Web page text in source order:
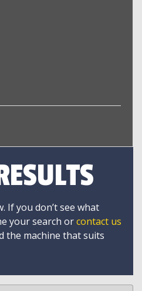
If you don’t see what
your search orcontact us
the machine that suits